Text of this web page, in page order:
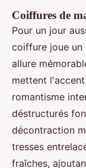
Coiffures de
Pour un jour
coiffure joue un
allure
mettent
romantisme
déstructurés
décontraction
tresses
fraîches,